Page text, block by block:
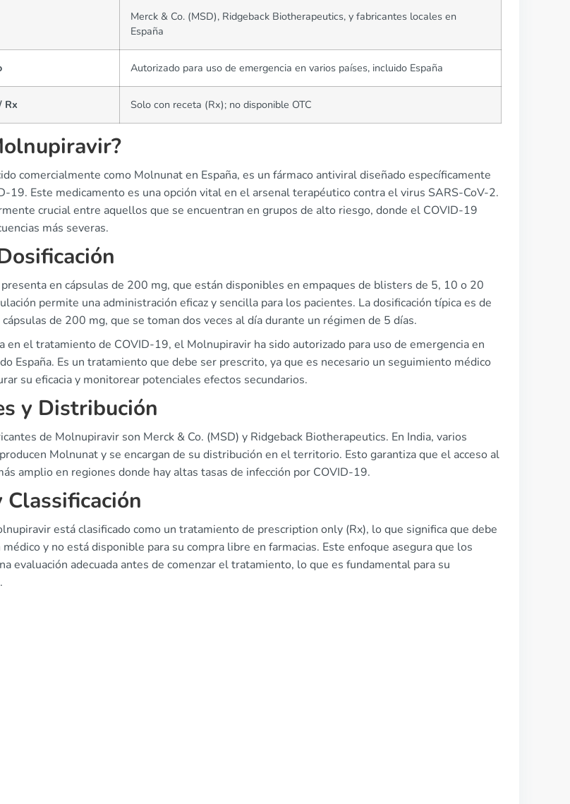
Merck & Co. (MSD), Ridgeback Biotherapeutics, y fabricantes locales en
España
Autorizado para uso de emergencia en varios países, incluido España
Rx Solo con receta (Rx); no disponible OTC
comercialmente como Molnunat en España, es un fármaco antiviral diseñado específicamente
19. Este medicamento es una opción vital en el arsenal terapéutico contra el virus SARS-CoV-2.
crucial entre aquellos que se encuentran en grupos de alto riesgo, donde el COVID-19
más severas.
en cápsulas de 200 mg, que están disponibles en empaques de blisters de 5, 10 o 20
permite una administración eficaz y sencilla para los pacientes. La dosificación típica es de
de 200 mg, que se toman dos veces al día durante un régimen de 5 días.
en el tratamiento de COVID-19, el Molnupiravir ha sido autorizado para uso de emergencia en
España. Es un tratamiento que debe ser prescrito, ya que es necesario un seguimiento médico
su eficacia y monitorear potenciales efectos secundarios.
y Distribución
de Molnupiravir son Merck & Co. (MSD) y Ridgeback Biotherapeutics. En India, varios
Molnunat y se encargan de su distribución en el territorio. Esto garantiza que el acceso al
amplio en regiones donde hay altas tasas de infección por COVID-19.
está clasificado como un tratamiento de prescription only (Rx), lo que significa que debe
y no está disponible para su compra libre en farmacias. Este enfoque asegura que los
evaluación adecuada antes de comenzar el tratamiento, lo que es fundamental para su